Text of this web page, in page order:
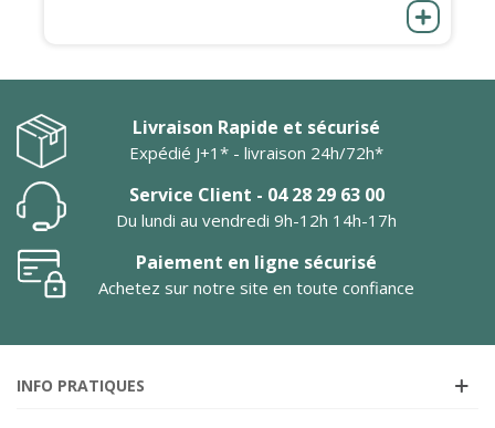
Livraison Rapide et sécurisé
Expédié J+1* - livraison 24h/72h*
Service Client - 04 28 29 63 00
Du lundi au vendredi 9h-12h 14h-17h
Paiement en ligne sécurisé
Achetez sur notre site en toute confiance
INFO PRATIQUES